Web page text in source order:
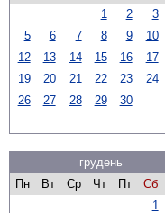
1
2 3
5
6 7 8 9 10
12
13 14 15 16 17
19
20 21 22 23 24
26
27 28 29 30
грудень
Пн
Вт Ср Чт Пт Сб
1